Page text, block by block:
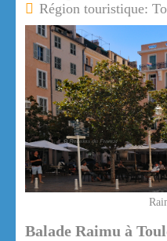
Région touristique:
Balade Raimu à